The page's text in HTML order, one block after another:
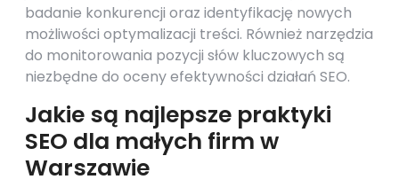
badanie konkurencji oraz identyfikację nowych
możliwości optymalizacji treści. Również narzędzia
do monitorowania pozycji słów kluczowych są
niezbędne do oceny efektywności działań SEO.
Jakie są najlepsze praktyki
SEO dla małych firm w
Warszawie